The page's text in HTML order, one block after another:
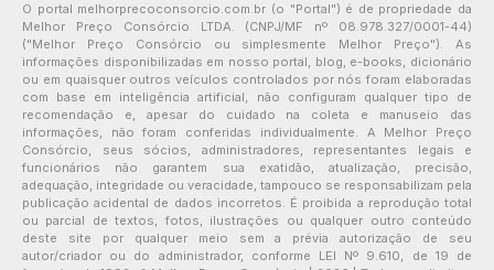
O portal melhorprecoconsorcio.com.br (o "Portal") é de propriedade da
Melhor Preço Consórcio LTDA. (CNPJ/MF nº 08.978.327/0001-44)
("Melhor Preço Consórcio ou simplesmente Melhor Preço"). As
informações disponibilizadas em nosso portal, blog, e-books, dicionário
ou em quaisquer outros veículos controlados por nós foram elaboradas
com base em inteligência artificial, não configuram qualquer tipo de
recomendação e, apesar do cuidado na coleta e manuseio das
informações, não foram conferidas individualmente. A Melhor Preço
Consórcio, seus sócios, administradores, representantes legais e
funcionários não garantem sua exatidão, atualização, precisão,
adequação, integridade ou veracidade, tampouco se responsabilizam pela
publicação acidental de dados incorretos. É proibida a reprodução total
ou parcial de textos, fotos, ilustrações ou qualquer outro conteúdo
deste site por qualquer meio sem a prévia autorização de seu
autor/criador ou do administrador, conforme LEI Nº 9.610, de 19 de